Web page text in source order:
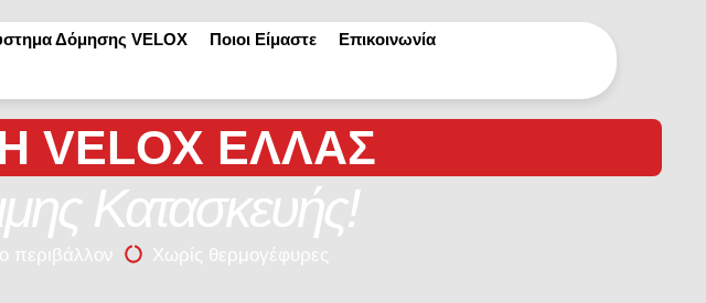
Δόμησης VELOX Ποιοι Είμαστε Επικοινωνία
VELOX ΕΛΛΆΣ
Κατασκευής!
περιβάλλον Χωρίς θερμογέφυρες